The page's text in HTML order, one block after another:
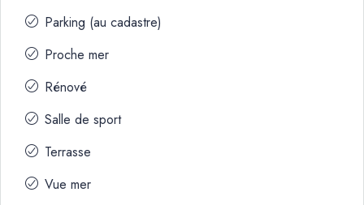
Parking (au cadastre)
Proche mer
Rénové
Salle de sport
Terrasse
Vue mer